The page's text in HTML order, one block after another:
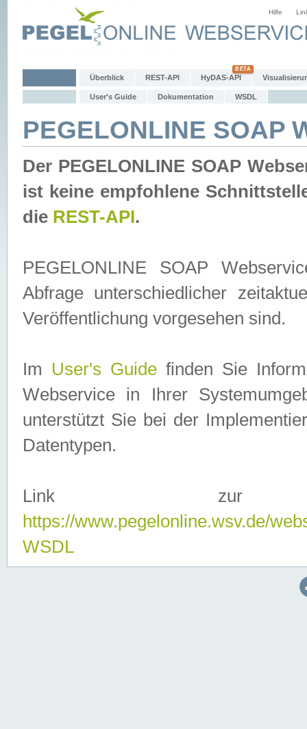
Hilfe
Überblick REST-API HyDAS-API
User's Guide Dokumentation WSDL
PEGELONLINE SOAP
Der PEGELONLINE SOAP
ist keine empfohlene
die REST-API.
PEGELONLINE SOAP
Abfrage unterschiedlicher
Veröffentlichung vorgesehen sind.
Im User's Guidefinden Sie
Webservice in Ihrer
unterstützt Sie bei der
Datentypen.
Link zur
https://www.pegelonline.wsv.de/
WSDL